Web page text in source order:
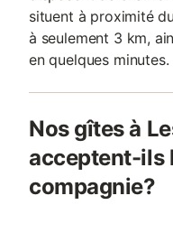
situent à proximité
à seulement 3 km,
en quelques minutes.
Nos gîtes à
acceptent-ils
compagnie?